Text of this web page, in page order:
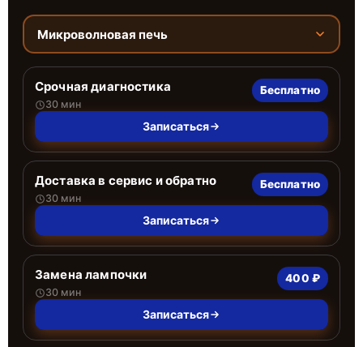
Микроволновая печь
Срочная диагностика
30 мин
Бесплатно
Записаться
Доставка в сервис и обратно
30 мин
Бесплатно
Записаться
Замена лампочки
30 мин
400 ₽
Записаться